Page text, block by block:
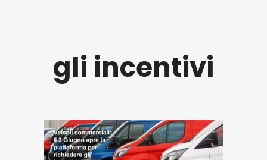
gli incentivi